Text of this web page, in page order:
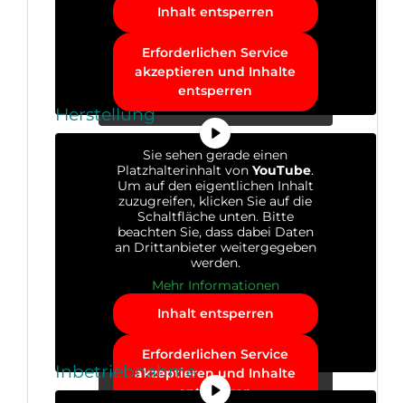
Inhalt entsperren
Erforderlichen Service
akzeptieren und Inhalte
entsperren
Herstellung
Sie sehen gerade einen
Platzhalterinhalt vonYouTube.
Um auf den eigentlichen Inhalt
zuzugreifen, klicken Sie auf die
Schaltfläche unten. Bitte
beachten Sie, dass dabei Daten
an Drittanbieter weitergegeben
werden.
Mehr Informationen
Inhalt entsperren
Erforderlichen Service
akzeptieren und Inhalte
entsperren
Inbetriebnahme